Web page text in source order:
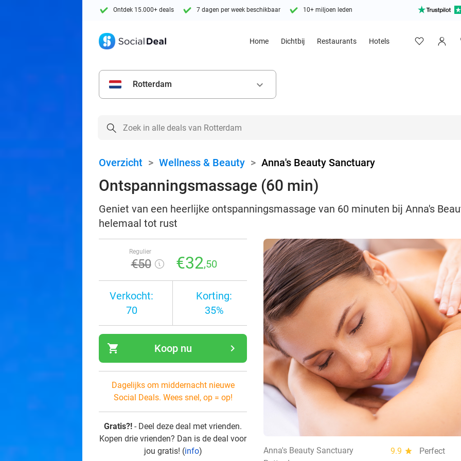
Ontdek 15.000+ deals 7 dagen per week beschikbaar 10+ miljoen leden
Home Dichtbij Restaurants Hotels
Rotterdam keyboard_arrow_down
Overzicht > Wellness & Beauty > Anna's Beauty Sanctuary
Ontspanningsmassage (60 min)
Geniet van een heerlijke ontspanningsmassage van 60 minuten bij Anna's
helemaal tot rust
Regulier
€50 €32,50
Verkocht:
70
Korting:
35%
shopping_cart navigate_next
Koop nu
Dagelijks om middernacht nieuwe
Social Deals. Wees snel, op = op!
Gratis?! - Deel deze deal met vrienden.
Kopen drie vrienden? Dan is de deal voor
jou gratis! (info) Anna's Beauty Sanctuary 9.9 star
Perfect